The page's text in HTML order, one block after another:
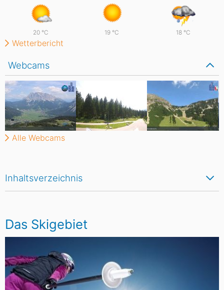
Inhaltsverzeichnis
Das Skigebiet
20 °C 19 °C 18 °C
Wetterbericht
Webcams
Alle Webcams